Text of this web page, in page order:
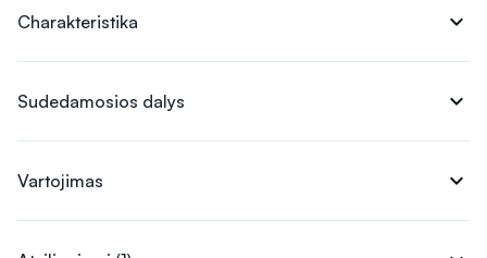
Charakteristika expand_more
Sudedamosios dalys expand_more
Vartojimas expand_more